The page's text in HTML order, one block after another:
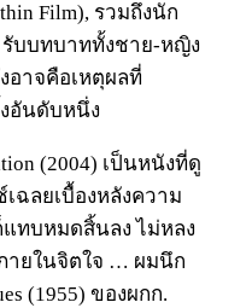
Film), รวมถึงนัก
รับบทบาททั้งชาย-หญิง
อาจคือเหตุผลที่
อันดับหนึ่ง
(2004) เป็นหนังที่ดู
ฉลยเบื้องหลังความ
ทบหมดสิ้นลง ไม่หลง
ายในจิตใจ … ผมนึก
(1955) ของผกก.